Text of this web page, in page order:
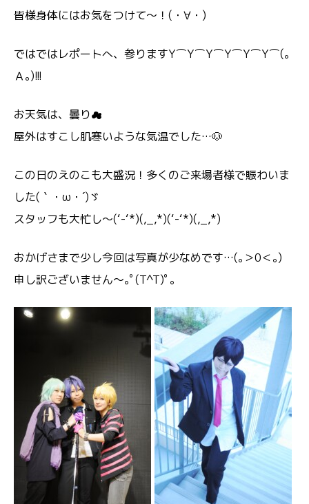
皆様身体にはお気をつけて～！(・∀・)
ではではレポートへ、参りますY⌒Y⌒Y⌒Y⌒Y⌒Y⌒(｡
Ａ｡)!!!
お天気は、曇り☁
屋外はすこし肌寒いような気温でした…🐶
この日のえのこも大盛況！多くのご来場者様で賑わいま
した(｀・ω・´)ゞ
スタッフも大忙し～(‘-‘*)(,_,*)(‘-‘*)(,_,*)
おかげさまで少し今回は写真が少なめです…(｡＞0＜｡)
申し訳ございません～｡ﾟ(T^T)ﾟ｡